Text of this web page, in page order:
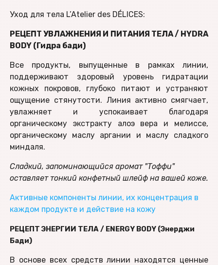
Уход для тела L’Atelier des DÉLICES:
РЕЦЕПТ УВЛАЖНЕНИЯ И ПИТАНИЯ ТЕЛА / HYDRA
BODY (Гидра бади)
Все продукты, выпущенные в рамках линии,
поддерживают здоровый уровень гидратации
кожных покровов, глубоко питают и устраняют
ощущение стянутости. Линия активно смягчает,
увлажняет и успокаивает благодаря
органическому экстракту алоэ вера и мелиссе,
органическому маслу аргании и маслу сладкого
миндаля.
Сладкий, запоминающийся аромат "Тоффи"
оставляет тонкий конфетный шлейф на вашей коже.
Активные компоненты линии, их концентрация в
каждом продукте и действие на кожу
РЕЦЕПТ ЭНЕРГИИ ТЕЛА / ENERGY BODY (Энерджи
Бади)
В основе всех средств линии находятся ценные